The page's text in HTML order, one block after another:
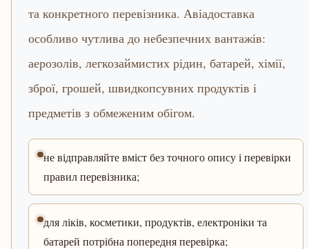
та конкретного перевізника. Авіадоставка
особливо чутлива до небезпечних вантажів:
аерозолів, легкозаймистих рідин, батарей, хімії,
зброї, грошей, швидкопсувних продуктів і
предметів з обмеженим обігом.
не відправляйте вміст без точного опису і перевірки
правил перевізника;
для ліків, косметики, продуктів, електроніки та
батарей потрібна попередня перевірка;